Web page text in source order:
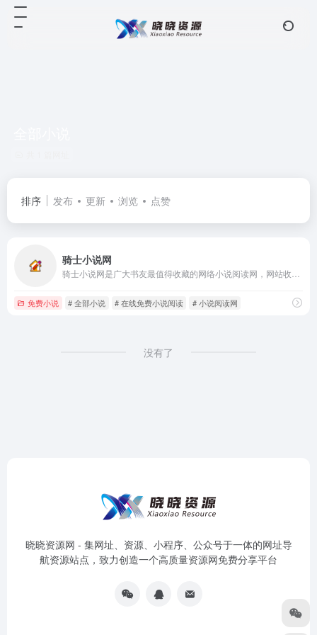
排序 发布 更新 浏览 点赞
骑士小说网
免费小说 # 全部小说 # 在线免费小说阅读 # 小说阅读网
没有了
晓晓资源网 - 集网址、资源、小程序、公众号于一体的网址导
航资源站点，致力创造一个高质量资源网免费分享平台